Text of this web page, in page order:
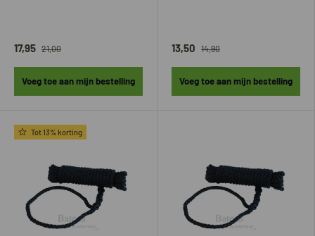
17,95 21,00
Voeg toe aan mijn bestelling
13,50 14,90
Voeg toe aan mijn bestelling
Tot 13% korting